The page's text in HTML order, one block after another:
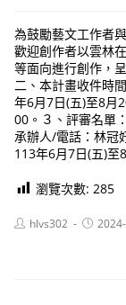
為鼓勵藝文工作者
歡迎創作者以雲林
等面向進行創作，
二、本計畫收件時
年6月7日(五)至8月
00。３、評審名單
承辦人/電話：林冠
113年6月7日(五)至
瀏覽次數: 285
Posthlvs302
Post